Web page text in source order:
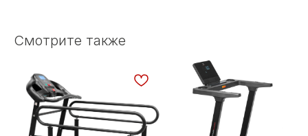
Смотрите также